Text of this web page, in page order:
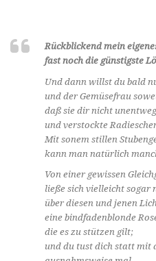
Rückblickend mein
fast noch die günstigste
Und dann willst du bald
und der Gemüsefrau
daß sie dir nicht
und verstockte
Mit sonem stillen
kann man natürlich
Von einer gewissen
ließe sich vielleicht sogar
über diesen und jenen
eine bindfadenblonde
die es zu stützen gilt;
und du tust dich statt mit